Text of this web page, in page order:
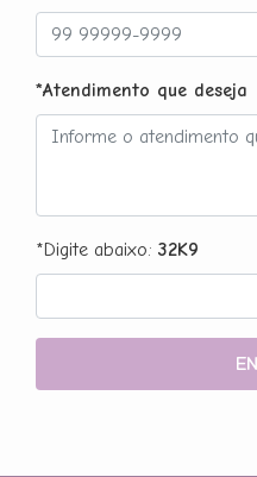
*Atendimento que deseja
*Digite abaixo: 32K9